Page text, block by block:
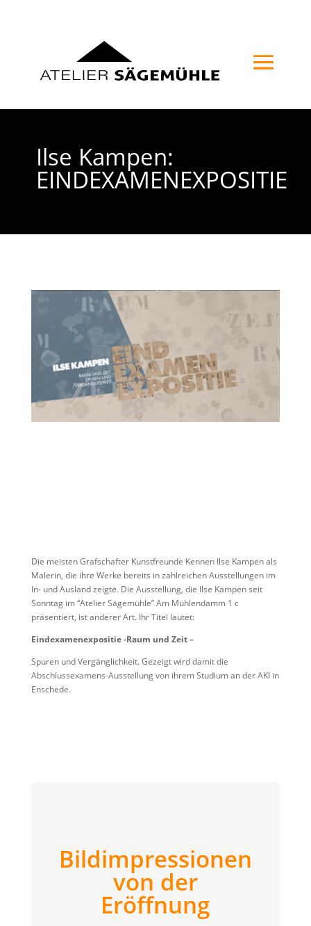
Ilse Kampen:
EINDEXAMENEXPOSITIE
Die meisten Grafschafter Kunstfreunde Kennen Ilse Kampen als
Malerin, die ihre Werke bereits in zahlreichen Ausstellungen im
In- und Ausland zeigte. Die Ausstellung, die Ilse Kampen seit
Sonntag im “Atelier Sägemühle” Am Mühlendamm 1 c
präsentiert, ist anderer Art. Ihr Titel lautet:
Eindexamenexpositie -Raum und Zeit –
Spuren und Vergänglichkeit. Gezeigt wird damit die
Abschlussexamens-Ausstellung von ihrem Studium an der AKI in
Enschede.
Bildimpressionen
von der
Eröffnung